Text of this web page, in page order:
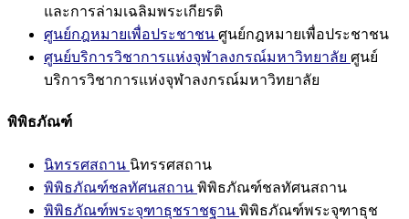
และการล่ามเฉลิมพระเกียรติ
ศูนย์กฎหมายเพื่อประชาชน ศูนย์กฎหมายเพื่อประชาชน
ศูนย์บริการวิชาการแห่งจุฬาลงกรณ์มหาวิทยาลัย ศูนย์
บริการวิชาการแห่งจุฬาลงกรณ์มหาวิทยาลัย
พิพิธภัณฑ์
นิทรรศสถาน นิทรรศสถาน
พิพิธภัณฑ์ชลทัศนสถาน พิพิธภัณฑ์ชลทัศนสถาน
พิพิธภัณฑ์พระจุฑาธุชราชฐาน พิพิธภัณฑ์พระจุฑาธุช